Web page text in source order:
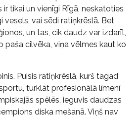
ir tikai un vienīgi Rīgā, neskatoties
vesels, vai sēdi ratiņkrēslā. Bet
un tas, cik daudz var izdarīt,
paša cilvēka, viņa vēlmes kaut ko
Puisis ratiņkrēslā, kurš tagad
turklāt profesionālā līmenī
spēlēs, ieguvis daudzas
diska mešanā. Viņš nav